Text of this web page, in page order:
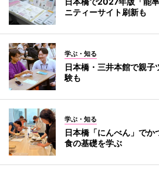
ニティーサイト刷新も
学ぶ・知る
日本橋・三井本館で親
験も
学ぶ・知る
日本橋「にんべん」で
食の基礎を学ぶ